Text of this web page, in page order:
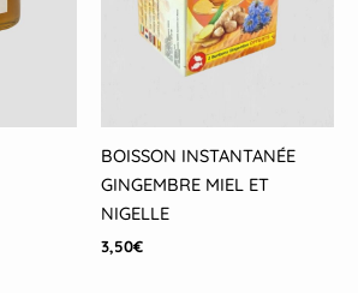
BOISSON INSTANTANÉE
GINGEMBRE MIEL ET
NIGELLE
3,50€